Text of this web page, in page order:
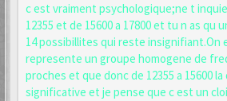
c est vraiment psychologique;ne t
12355 et de 15600 a 17800 et tu n as qu
14 possibillites qui reste insignifiant.On
represente un groupe homogene de
proches et que donc de 12355 a 15600
significative et je pense que c est un